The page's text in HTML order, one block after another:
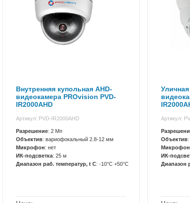
Внутренняя купольная AHD-
видеокамера PROvision PVD-
IR2000AHD
Артикул: PVD-IR2000AHD
Разрешение: 2 Мп
Объектив: вариофокальный 2.8-12 мм
Микрофон: нет
ИК-подсветка: 25 м
Диапазон раб. температур, t C: -10°C +50°C
Артикул:
Объектив:
Микрофон
ИК-
Диапазон